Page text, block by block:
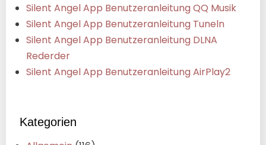
Silent Angel App Benutzeranleitung QQ Musik
Silent Angel App Benutzeranleitung Tuneln
Silent Angel App Benutzeranleitung DLNA
Rederder
Silent Angel App Benutzeranleitung AirPlay2
Kategorien